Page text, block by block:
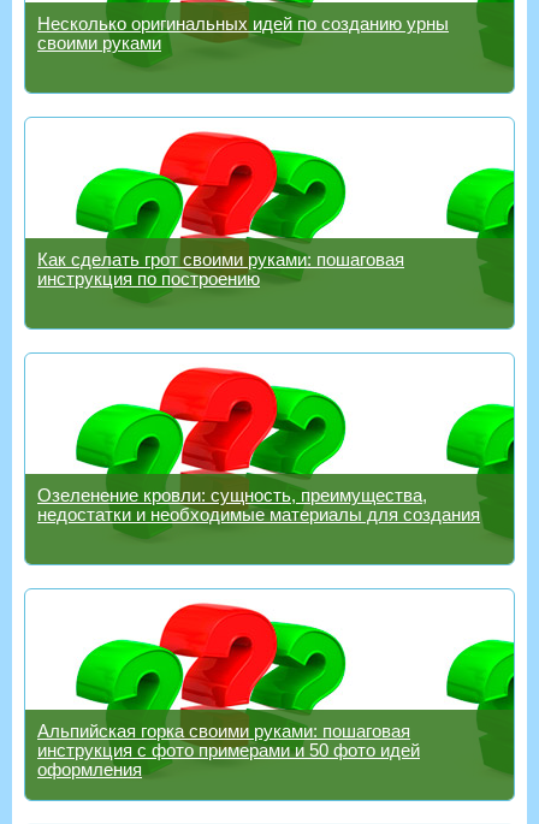
Несколько оригинальных идей по созданию урны
своими руками
Как сделать грот своими руками: пошаговая
инструкция по построению
Озеленение кровли: сущность, преимущества,
недостатки и необходимые материалы для создания
Альпийская горка своими руками: пошаговая
инструкция с фото примерами и 50 фото идей
оформления